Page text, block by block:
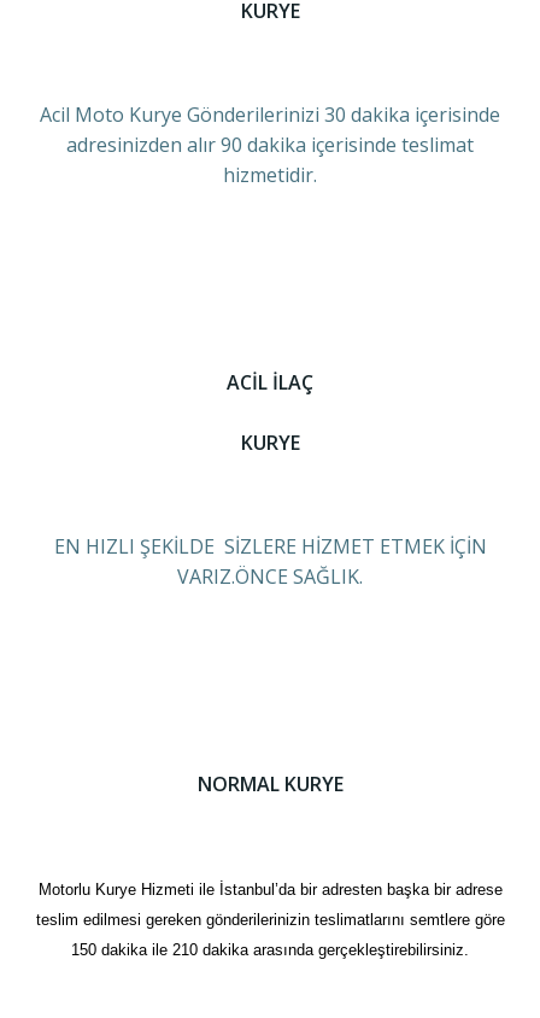
KURYE
Acil Moto Kurye Gönderilerinizi 30 dakika içerisinde
adresinizden alır 90 dakika içerisinde teslimat
hizmetidir.
ACİL İLAÇ
KURYE
EN HIZLI ŞEKİLDE SİZLERE HİZMET ETMEK İÇİN
VARIZ.ÖNCE SAĞLIK.
NORMAL KURYE
Motorlu Kurye Hizmeti ile İstanbul’da bir adresten başka bir adrese
teslim edilmesi gereken gönderilerinizin teslimatlarını semtlere göre
150 dakika ile 210 dakika arasında gerçekleştirebilirsiniz.